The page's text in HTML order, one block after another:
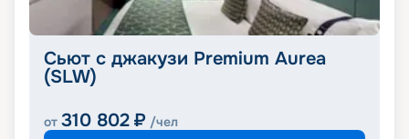
Сьют с джакузи Premium Aurea
(SLW)
от 310 802 ₽ /чел